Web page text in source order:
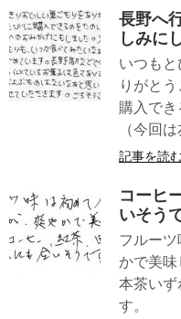
長野へ
しみに
いつも
りがと
購入でき
（今回
記事を読
コーヒ
いそう
フルー
かで美味
本茶いず